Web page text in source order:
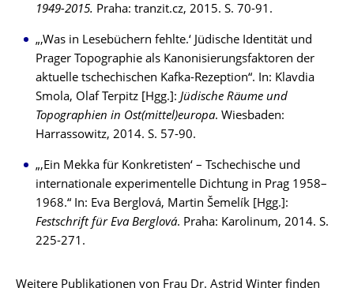
1949-2015. Praha: tranzit.cz, 2015. S. 70-91.
„‚Was in Lesebüchern fehlte.‘ Jüdische Identität und
Prager Topographie als Kanonisierungsfaktoren der
aktuelle tschechischen Kafka-Rezeption“. In: Klavdia
Smola, Olaf Terpitz [Hgg.]: Jüdische Räume und
Topographien in Ost(mittel)europa. Wiesbaden:
Harrassowitz, 2014. S. 57-90.
„‚Ein Mekka für Konkretisten‘ – Tschechische und
internationale experimentelle Dichtung in Prag 1958–
1968.“ In: Eva Berglová, Martin Šemelík [Hgg.]:
Festschrift für Eva Berglová. Praha: Karolinum, 2014. S.
225-271.
Weitere Publikationen von Frau Dr. Astrid Winter finden